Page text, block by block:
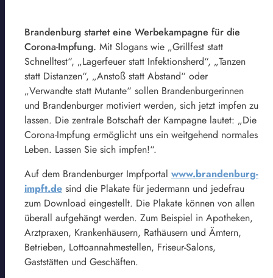
Brandenburg startet eine Werbekampagne für die
Corona-Impfung. Mit Slogans wie „Grillfest statt
Schnelltest“, „Lagerfeuer statt Infektionsherd“, „Tanzen
statt Distanzen“, „Anstoß statt Abstand“ oder
„Verwandte statt Mutante“ sollen Brandenburgerinnen
und Brandenburger motiviert werden, sich jetzt impfen zu
lassen. Die zentrale Botschaft der Kampagne lautet: „Die
Corona-Impfung ermöglicht uns ein weitgehend normales
Leben. Lassen Sie sich impfen!“.
Auf dem Brandenburger Impfportal www.brandenburg-
impft.de sind die Plakate für jedermann und jedefrau
zum Download eingestellt. Die Plakate können von allen
überall aufgehängt werden. Zum Beispiel in Apotheken,
Arztpraxen, Krankenhäusern, Rathäusern und Ämtern,
Betrieben, Lottoannahmestellen, Friseur-Salons,
Gaststätten und Geschäften.